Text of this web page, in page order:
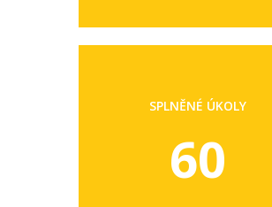
SPLNĚNÉ ÚKOLY
60